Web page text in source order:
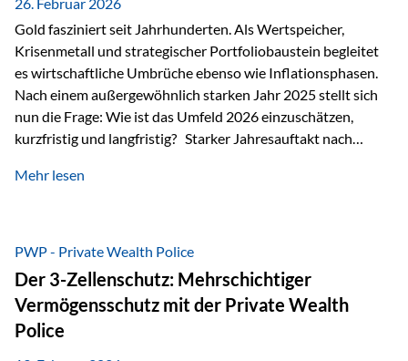
Gold fasziniert seit Jahrhunderten. Als Wertspeicher,
Krisenmetall und strategischer Portfoliobaustein begleitet
es wirtschaftliche Umbrüche ebenso wie Inflationsphasen.
Nach einem außergewöhnlich starken Jahr 2025 stellt sich
nun die Frage: Wie ist das Umfeld 2026 einzuschätzen,
kurzfristig und langfristig? Starker Jahresauftakt nach
Dynamik in das Jahr 2026 gestartet. Zwischen dem
Währungen: +11,5 % Bereits 2025 war ein außergewöhnlich
starkes Jahr: +64,4 % in USD Durchschnitt über alle
Währungen: +56,6 % Langfristig zeigt sich ebenfalls ein
solides…
Mehr lesen
PWP - Private Wealth Police
Der 3-Zellenschutz: Mehrschichtiger
Vermögensschutz mit der Private Wealth
Police